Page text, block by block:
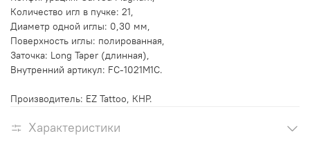
Количество игл в пучке: 21,
Диаметр одной иглы: 0,30 мм,
Поверхность иглы: полированная,
Заточка: Long Taper (длинная),
Внутренний артикул: FC-1021M1C.
Производитель: EZ Tattoo, КНР.
Характеристики